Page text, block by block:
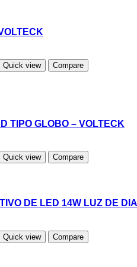
Quick view Compare
TIPO GLOBO – VOLTECK
Quick view Compare
DE LED 14W LUZ DE
Quick view Compare